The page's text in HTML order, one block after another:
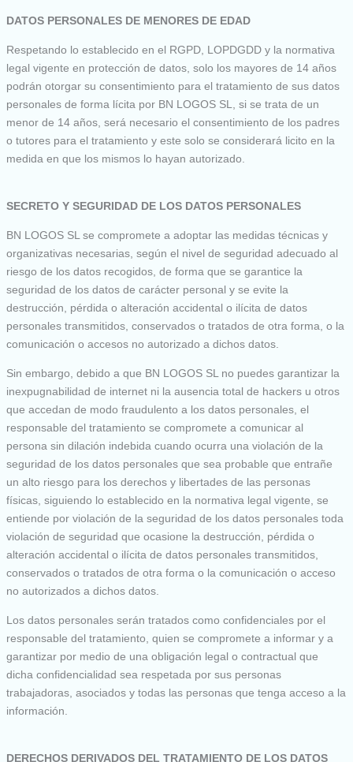
DATOS PERSONALES DE MENORES DE EDAD
Respetando lo establecido en el RGPD, LOPDGDD y la normativa
legal vigente en protección de datos, solo los mayores de 14 años
podrán otorgar su consentimiento para el tratamiento de sus datos
personales de forma lícita por BN LOGOS SL, si se trata de un
menor de 14 años, será necesario el consentimiento de los padres
o tutores para el tratamiento y este solo se considerará licito en la
medida en que los mismos lo hayan autorizado.
SECRETO Y SEGURIDAD DE LOS DATOS PERSONALES
BN LOGOS SL se compromete a adoptar las medidas técnicas y
organizativas necesarias, según el nivel de seguridad adecuado al
riesgo de los datos recogidos, de forma que se garantice la
seguridad de los datos de carácter personal y se evite la
destrucción, pérdida o alteración accidental o ilícita de datos
personales transmitidos, conservados o tratados de otra forma, o la
comunicación o accesos no autorizado a dichos datos.
Sin embargo, debido a que BN LOGOS SL no puedes garantizar la
inexpugnabilidad de internet ni la ausencia total de hackers u otros
que accedan de modo fraudulento a los datos personales, el
responsable del tratamiento se compromete a comunicar al
persona sin dilación indebida cuando ocurra una violación de la
seguridad de los datos personales que sea probable que entrañe
un alto riesgo para los derechos y libertades de las personas
físicas, siguiendo lo establecido en la normativa legal vigente, se
entiende por violación de la seguridad de los datos personales toda
violación de seguridad que ocasione la destrucción, pérdida o
alteración accidental o ilícita de datos personales transmitidos,
conservados o tratados de otra forma o la comunicación o acceso
no autorizados a dichos datos.
Los datos personales serán tratados como confidenciales por el
responsable del tratamiento, quien se compromete a informar y a
garantizar por medio de una obligación legal o contractual que
dicha confidencialidad sea respetada por sus personas
trabajadoras, asociados y todas las personas que tenga acceso a la
información.
DERECHOS DERIVADOS DEL TRATAMIENTO DE LOS DATOS